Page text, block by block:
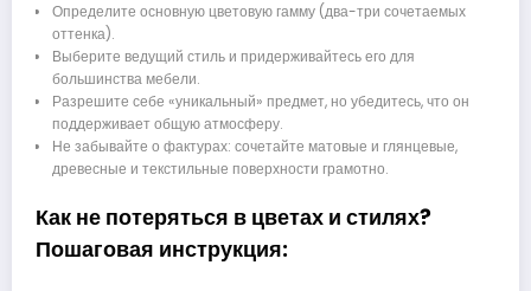
Определите основную цветовую гамму (два-три сочетаемых
оттенка).
Выберите ведущий стиль и придерживайтесь его для
большинства мебели.
Разрешите себе «уникальный» предмет, но убедитесь, что он
поддерживает общую атмосферу.
Не забывайте о фактурах: сочетайте матовые и глянцевые,
древесные и текстильные поверхности грамотно.
Как не потеряться в цветах и стилях?
Пошаговая инструкция: